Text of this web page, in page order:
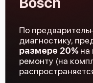
По
диагностику,
размере 20% на
ремонту (на